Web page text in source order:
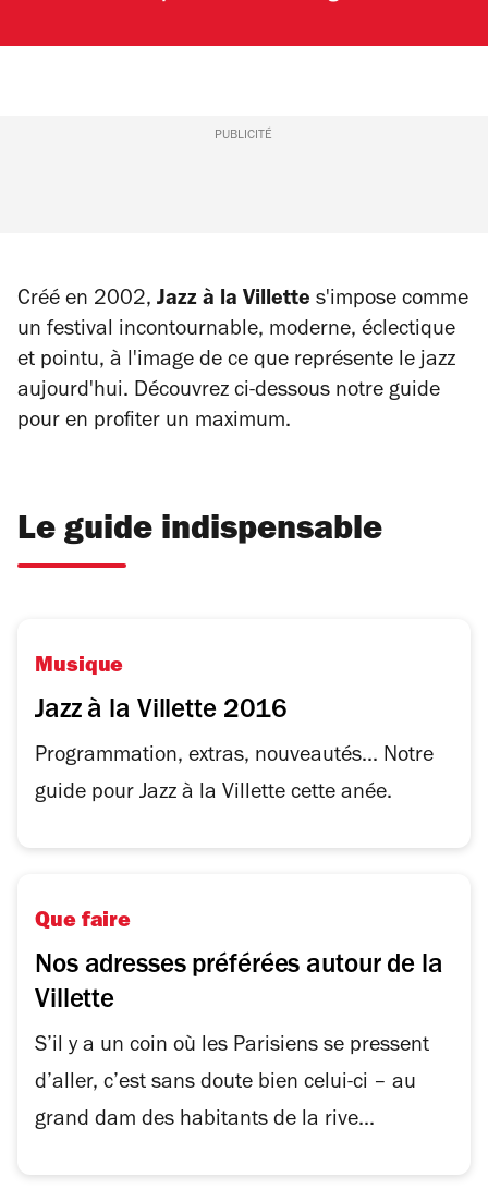
PUBLICITÉ
Créé en 2002, Jazz à la Villette s'impose comme
un festival incontournable, moderne, éclectique
et pointu, à l'image de ce que représente le jazz
aujourd'hui. Découvrez ci-dessous notre guide
pour en profiter un maximum.
Le guide indispensable
Musique
Jazz à la Villette 2016
Programmation, extras, nouveautés... Notre
guide pour Jazz à la Villette cette anée.
Que faire
Nos adresses préférées autour de la
Villette
S’il y a un coin où les Parisiens se pressent
d’aller, c’est sans doute bien celui-ci – au
grand dam des habitants de la rive...